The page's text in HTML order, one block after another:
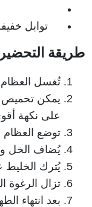
توابل
طريقة التحضير
تُغسل العظام
يمكن تحميص
على نكهة
توضع العظام
يُضاف الخل
يُترك الخليط
تزال الرغوة
بعد انتهاء